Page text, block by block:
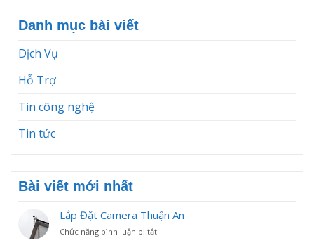
Danh mục bài viết
Dịch Vụ
Hỗ Trợ
Tin công nghệ
Tin tức
Bài viết mới nhất
Lắp Đặt Camera Thuận An
Chức năng bình luận bị tắtở